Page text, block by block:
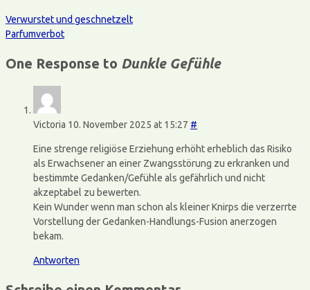
Verwurstet und geschnetzelt
Parfumverbot
One Response to Dunkle Gefühle
Victoria 10. November 2025 at 15:27 #
Eine strenge religiöse Erziehung erhöht erheblich das Risiko
als Erwachsener an einer Zwangsstörung zu erkranken und
bestimmte Gedanken/Gefühle als gefährlich und nicht
akzeptabel zu bewerten.
Kein Wunder wenn man schon als kleiner Knirps die verzerrte
Vorstellung der Gedanken-Handlungs-Fusion anerzogen
bekam.
Antworten